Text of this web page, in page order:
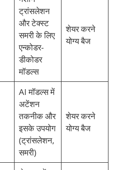
ट्रांसलेशन
और टेक्स्ट
समरी के लिए
एन्कोडर-
डीकोडर
मॉडल्स
शेयर करने
योग्य बैज
AI मॉडल्स में
अटेंशन
तकनीक और
इसके उपयोग
(ट्रांसलेशन,
समरी)
शेयर करने
योग्य बैज